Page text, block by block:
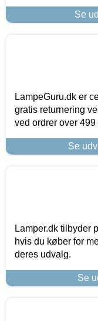
Se
LampeGuru.dk er
gratis returnering
ved ordrer over
Se
Lamper.dk tilbyder
hvis du køber for
deres udvalg.
Se